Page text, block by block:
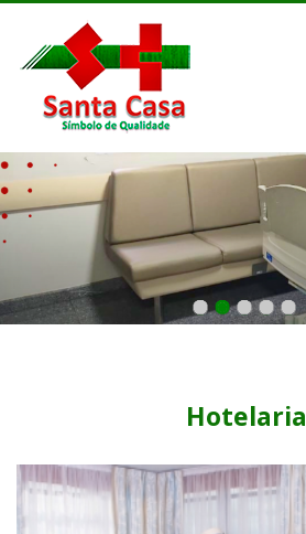
Hotelaria